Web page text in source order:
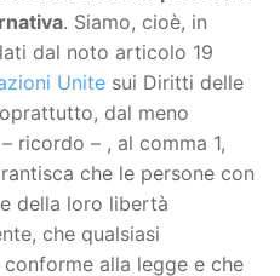
. Siamo, cioè, in
dal noto articolo 19
Unite sui Diritti delle
dal meno
ricordo – , al comma 1,
che le persone con
della loro libertà
che qualsiasi
alla legge e che